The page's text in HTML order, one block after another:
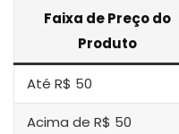
Faixa de Preço do
Produto
Até R$ 50
Acima de R$ 50